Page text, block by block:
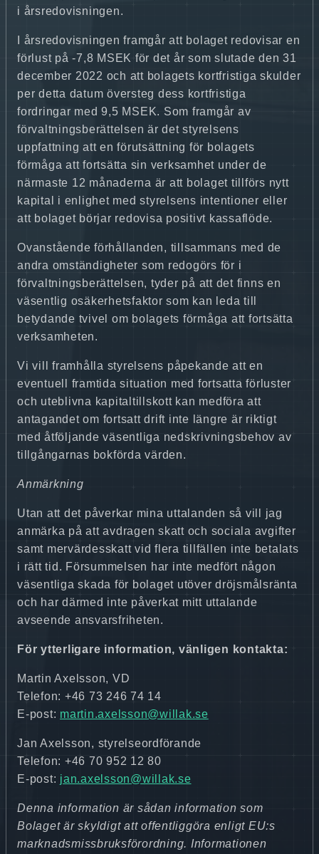
i årsredovisningen.
I årsredovisningen framgår att bolaget redovisar en
förlust på -7,8 MSEK för det år som slutade den 31
december 2022 och att bolagets kortfristiga skulder
per detta datum översteg dess kortfristiga
fordringar med 9,5 MSEK. Som framgår av
förvaltningsberättelsen är det styrelsens
uppfattning att en förutsättning för bolagets
förmåga att fortsätta sin verksamhet under de
närmaste 12 månaderna är att bolaget tillförs nytt
kapital i enlighet med styrelsens intentioner eller
att bolaget börjar redovisa positivt kassaflöde.
Ovanstående förhållanden, tillsammans med de
andra omständigheter som redogörs för i
förvaltningsberättelsen, tyder på att det finns en
väsentlig osäkerhetsfaktor som kan leda till
betydande tvivel om bolagets förmåga att fortsätta
verksamheten.
Vi vill framhålla styrelsens påpekande att en
eventuell framtida situation med fortsatta förluster
och uteblivna kapitaltillskott kan medföra att
antagandet om fortsatt drift inte längre är riktigt
med åtföljande väsentliga nedskrivningsbehov av
tillgångarnas bokförda värden.
Anmärkning
Utan att det påverkar mina uttalanden så vill jag
anmärka på att avdragen skatt och sociala avgifter
samt mervärdesskatt vid flera tillfällen inte betalats
i rätt tid. Försummelsen har inte medfört någon
väsentliga skada för bolaget utöver dröjsmålsränta
och har därmed inte påverkat mitt uttalande
avseende ansvarsfriheten.
För ytterligare information, vänligen kontakta:
Martin Axelsson, VD
Telefon: +46 73 246 74 14
E-post: martin.axelsson@willak.se
Jan Axelsson, styrelseordförande
Telefon: +46 70 952 12 80
E-post: jan.axelsson@willak.se
Denna information är sådan information som
Bolaget är skyldigt att offentliggöra enligt EU:s
marknadsmissbruksförordning. Informationen